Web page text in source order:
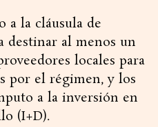
a la cláusula de
destinar al menos un
locales para
por el régimen, y los
a la inversión en
(I+D).